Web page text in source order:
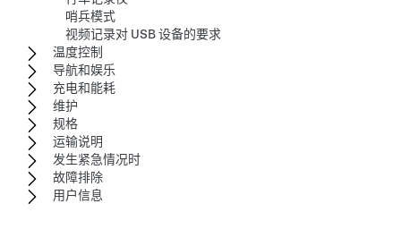
哨兵模式
视频记录对 USB 设备的要求
温度控制
导航和娱乐
充电和能耗
维护
规格
运输说明
发生紧急情况时
故障排除
用户信息